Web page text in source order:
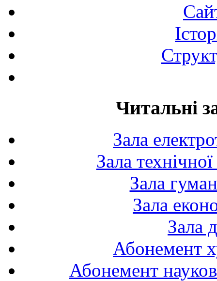
Читальні
Зала
Зала
Зала
Зала
Зала
Абонемент
Абонемент